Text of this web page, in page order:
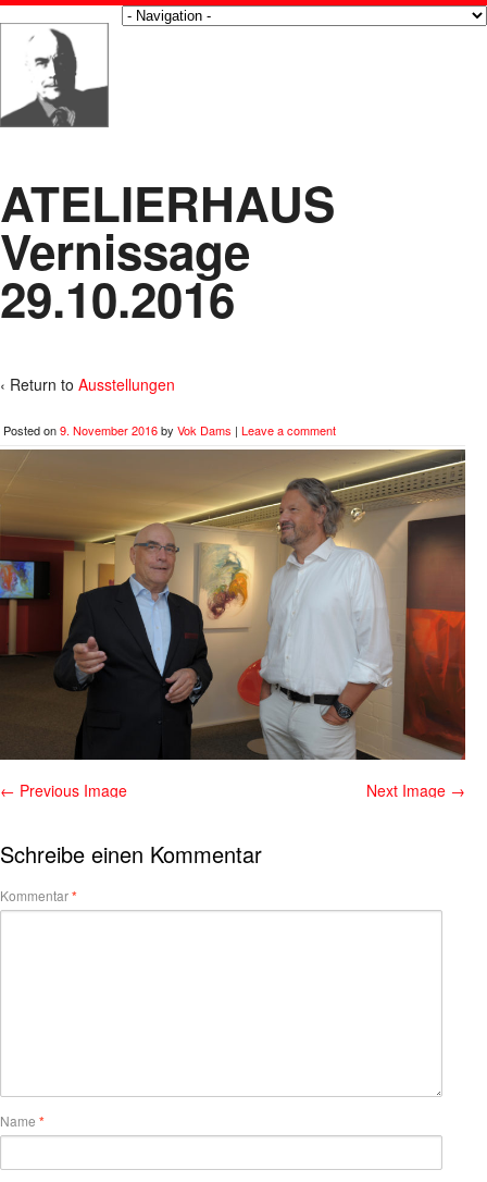
ATELIERHAUS
Vernissage
29.10.2016
‹ Return to Ausstellungen
Posted on9. November 2016by Vok Dams | Leave a comment
← Previous Image Next Image →
Schreibe einen Kommentar
Kommentar*
Name *